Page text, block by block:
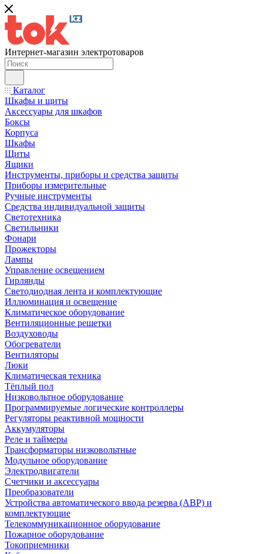
Интернет-магазин электротоваров
Каталог
Шкафы и щиты
Аксессуары для шкафов
Боксы
Корпуса
Шкафы
Щиты
Ящики
Инструменты, приборы и средства защиты
Приборы измерительные
Ручные инструменты
Средства индивидуальной защиты
Светотехника
Светильники
Фонари
Прожекторы
Лампы
Управление освещением
Гирлянды
Светодиодная лента и комплектующие
Иллюминация и освещение
Климатическое оборудование
Вентиляционные решетки
Воздуховоды
Обогреватели
Вентиляторы
Люки
Климатическая техника
Тёплый пол
Низковольтное оборудование
Программируемые логические контроллеры
Регуляторы реактивной мощности
Аккумуляторы
Реле и таймеры
Трансформаторы низковольтные
Модульное оборудование
Электродвигатели
Счетчики и аксессуары
Преобразователи
Устройства автоматического ввода резерва (АВР) и
комплектующие
Телекоммуникационное оборудование
Пожарное оборудование
Токоприемники